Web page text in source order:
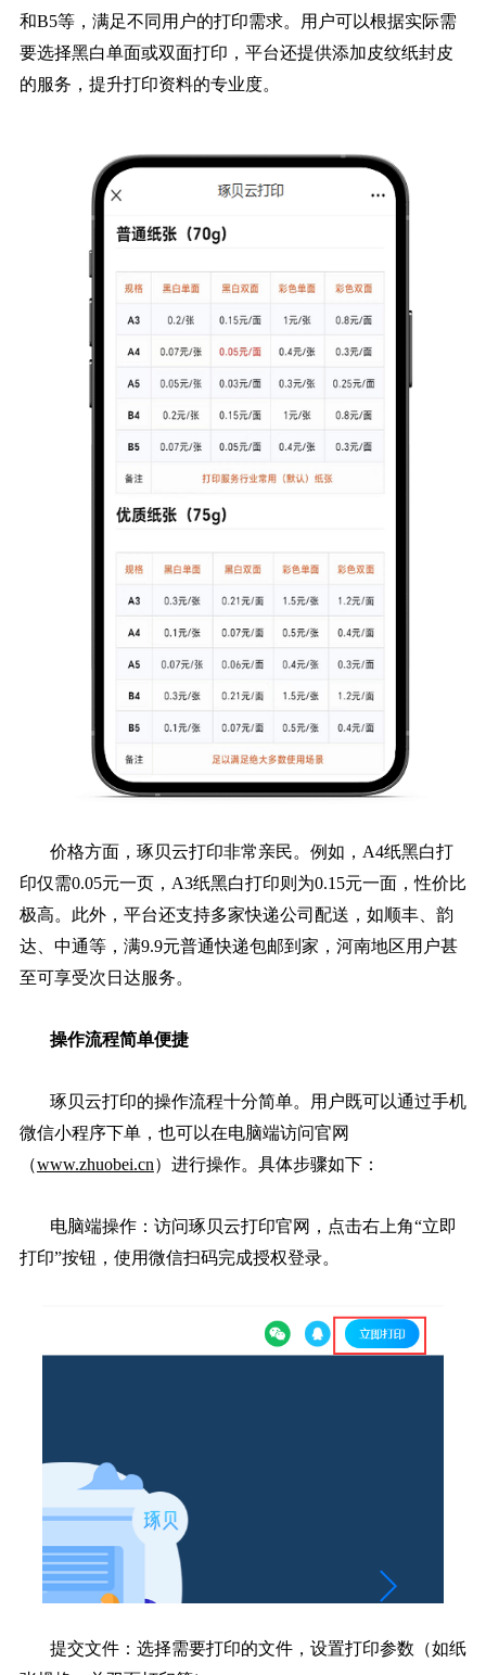
和B5等，满足不同用户的打印需求。用户可以根据实际需
要选择黑白单面或双面打印，平台还提供添加皮纹纸封皮
的服务，提升打印资料的专业度。
价格方面，琢贝云打印非常亲民。例如，A4纸黑白打
印仅需0.05元一页，A3纸黑白打印则为0.15元一面，性价比
极高。此外，平台还支持多家快递公司配送，如顺丰、韵
达、中通等，满9.9元普通快递包邮到家，河南地区用户甚
至可享受次日达服务。
操作流程简单便捷
琢贝云打印的操作流程十分简单。用户既可以通过手机
微信小程序下单，也可以在电脑端访问官网
（www.zhuobei.cn）进行操作。具体步骤如下：
电脑端操作：访问琢贝云打印官网，点击右上角“立即
打印”按钮，使用微信扫码完成授权登录。
提交文件：选择需要打印的文件，设置打印参数（如纸